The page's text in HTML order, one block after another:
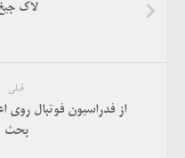
لاک
قبلی
از فدراسیون فوتبال روی
بحث